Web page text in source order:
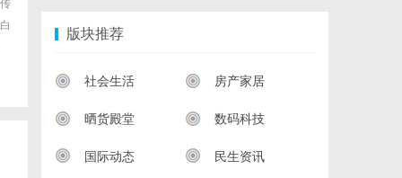
版块推荐
社会生活 房产家居
晒货殿堂 数码科技
国际动态 民生资讯